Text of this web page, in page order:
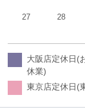
27 28
大阪店定休日(
休業)
東京店定休日(